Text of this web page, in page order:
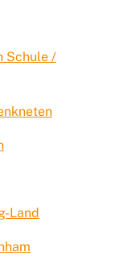
Schule /
Land